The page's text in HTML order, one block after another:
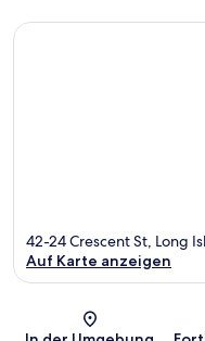
42-24 Crescent St, Long
Auf Karte anzeigen